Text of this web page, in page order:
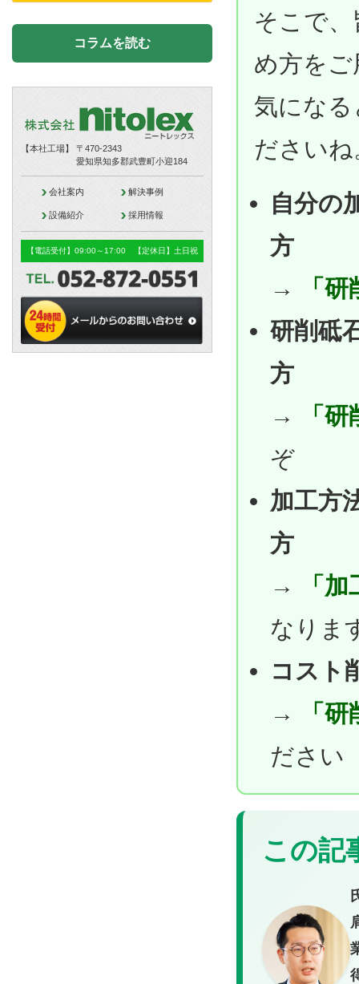
そこで
め方を
気にな
ださいね
自分の
方
→
「
研削砥
方
→
「
ぞ
加工方
方
→
「
なりま
コスト
→
「
ださい
この記
コラムを読む
【本社工場】
〒470-2343
愛知県知多郡武豊町小迎184
会社案内 解決事例
設備紹介 採用情報
【電話受付】09:00～17:00 【定休日】土日祝